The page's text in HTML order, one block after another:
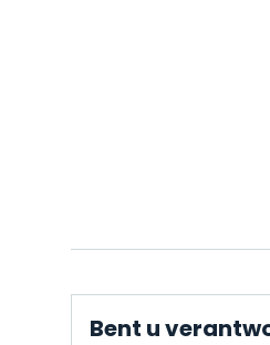
Bent u